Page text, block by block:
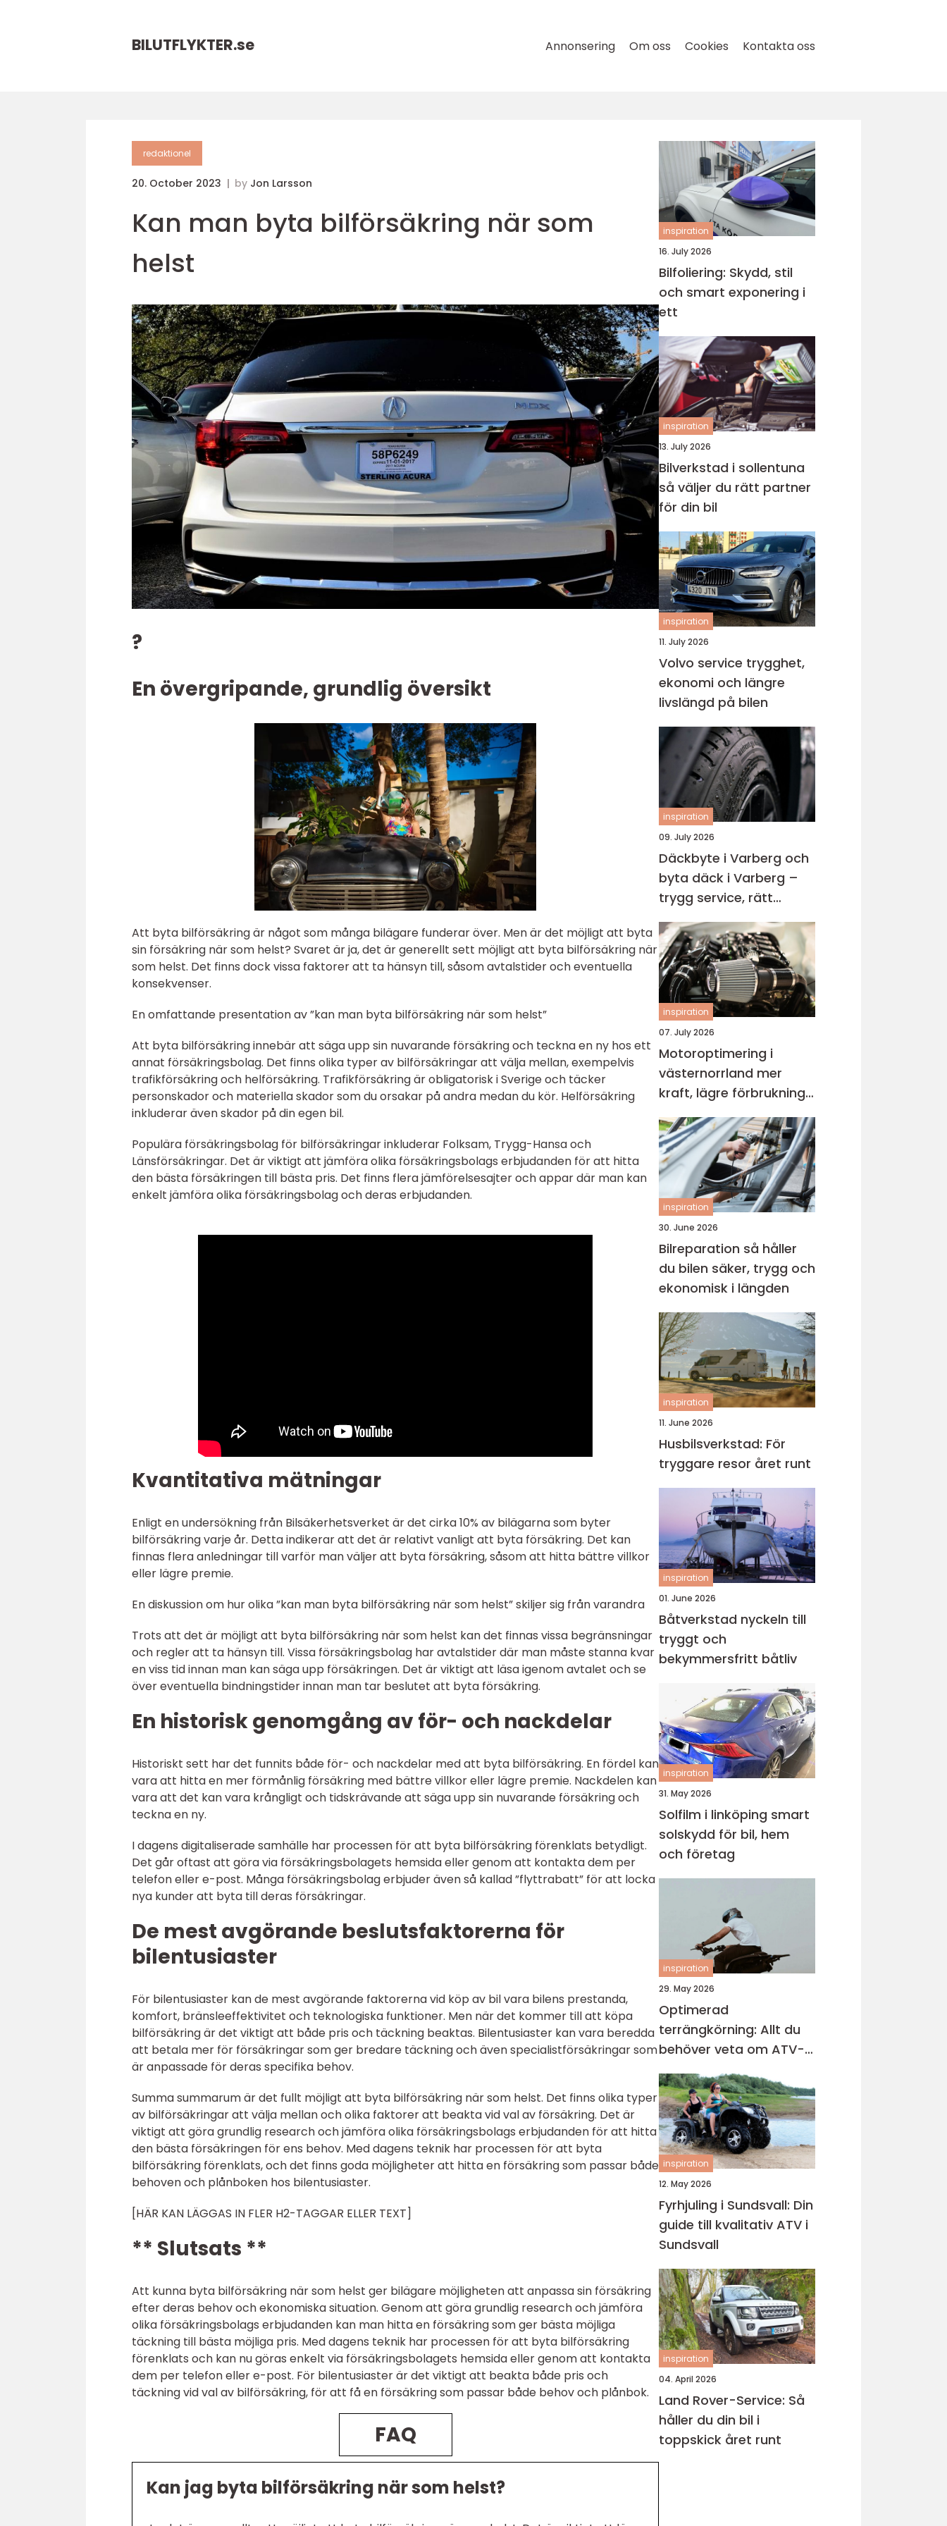
BILUTFLYKTER.se Annonsering Om oss Cookies Kontakta oss
redaktionel
20. October 2023 by Jon Larsson
Kan man byta bilförsäkring när som
helst
?
En övergripande, grundlig översikt
Att byta bilförsäkring är något som många bilägare funderar över. Men är det möjligt att byta
sin försäkring när som helst? Svaret är ja, det är generellt sett möjligt att byta bilförsäkring när
som helst. Det finns dock vissa faktorer att ta hänsyn till, såsom avtalstider och eventuella
konsekvenser.
En omfattande presentation av ”kan man byta bilförsäkring när som helst”
Att byta bilförsäkring innebär att säga upp sin nuvarande försäkring och teckna en ny hos ett
annat försäkringsbolag. Det finns olika typer av bilförsäkringar att välja mellan, exempelvis
trafikförsäkring och helförsäkring. Trafikförsäkring är obligatorisk i Sverige och täcker
personskador och materiella skador som du orsakar på andra medan du kör. Helförsäkring
inkluderar även skador på din egen bil.
Populära försäkringsbolag för bilförsäkringar inkluderar Folksam, Trygg-Hansa och
Länsförsäkringar. Det är viktigt att jämföra olika försäkringsbolags erbjudanden för att hitta
den bästa försäkringen till bästa pris. Det finns flera jämförelsesajter och appar där man kan
enkelt jämföra olika försäkringsbolag och deras erbjudanden.
Kvantitativa mätningar
Enligt en undersökning från Bilsäkerhetsverket är det cirka 10% av bilägarna som byter
bilförsäkring varje år. Detta indikerar att det är relativt vanligt att byta försäkring. Det kan
finnas flera anledningar till varför man väljer att byta försäkring, såsom att hitta bättre villkor
eller lägre premie.
En diskussion om hur olika ”kan man byta bilförsäkring när som helst” skiljer sig från varandra
Trots att det är möjligt att byta bilförsäkring när som helst kan det finnas vissa begränsningar
och regler att ta hänsyn till. Vissa försäkringsbolag har avtalstider där man måste stanna kvar
en viss tid innan man kan säga upp försäkringen. Det är viktigt att läsa igenom avtalet och se
över eventuella bindningstider innan man tar beslutet att byta försäkring.
En historisk genomgång av för- och nackdelar
Historiskt sett har det funnits både för- och nackdelar med att byta bilförsäkring. En fördel kan
vara att hitta en mer förmånlig försäkring med bättre villkor eller lägre premie. Nackdelen kan
vara att det kan vara krångligt och tidskrävande att säga upp sin nuvarande försäkring och
teckna en ny.
I dagens digitaliserade samhälle har processen för att byta bilförsäkring förenklats betydligt.
Det går oftast att göra via försäkringsbolagets hemsida eller genom att kontakta dem per
telefon eller e-post. Många försäkringsbolag erbjuder även så kallad ”flyttrabatt” för att locka
nya kunder att byta till deras försäkringar.
De mest avgörande beslutsfaktorerna för
bilentusiaster
För bilentusiaster kan de mest avgörande faktorerna vid köp av bil vara bilens prestanda,
komfort, bränsleeffektivitet och teknologiska funktioner. Men när det kommer till att köpa
bilförsäkring är det viktigt att både pris och täckning beaktas. Bilentusiaster kan vara beredda
att betala mer för försäkringar som ger bredare täckning och även specialistförsäkringar som
är anpassade för deras specifika behov.
Summa summarum är det fullt möjligt att byta bilförsäkring när som helst. Det finns olika typer
av bilförsäkringar att välja mellan och olika faktorer att beakta vid val av försäkring. Det är
viktigt att göra grundlig research och jämföra olika försäkringsbolags erbjudanden för att hitta
den bästa försäkringen för ens behov. Med dagens teknik har processen för att byta
bilförsäkring förenklats, och det finns goda möjligheter att hitta en försäkring som passar både
behoven och plånboken hos bilentusiaster.
[HÄR KAN LÄGGAS IN FLER H2-TAGGAR ELLER TEXT]
** Slutsats **
Att kunna byta bilförsäkring när som helst ger bilägare möjligheten att anpassa sin försäkring
efter deras behov och ekonomiska situation. Genom att göra grundlig research och jämföra
olika försäkringsbolags erbjudanden kan man hitta en försäkring som ger bästa möjliga
täckning till bästa möjliga pris. Med dagens teknik har processen för att byta bilförsäkring
förenklats och kan nu göras enkelt via försäkringsbolagets hemsida eller genom att kontakta
dem per telefon eller e-post. För bilentusiaster är det viktigt att beakta både pris och
täckning vid val av bilförsäkring, för att få en försäkring som passar både behov och plånbok.
FAQ
Kan jag byta bilförsäkring när som helst?
inspiration
16. July 2026
Bilfoliering: Skydd, stil
och smart exponering i
ett
inspiration
13. July 2026
Bilverkstad i sollentuna
så väljer du rätt partner
för din bil
inspiration
11. July 2026
Volvo service trygghet,
ekonomi och längre
livslängd på bilen
inspiration
09. July 2026
Däckbyte i Varberg och
byta däck i Varberg –
trygg service, rätt
timing och bättre
körning
inspiration
07. July 2026
Motoroptimering i
västernorrland mer
kraft, lägre förbrukning
och roligare körning
inspiration
30. June 2026
Bilreparation så håller
du bilen säker, trygg och
ekonomisk i längden
inspiration
11. June 2026
Husbilsverkstad: För
tryggare resor året runt
inspiration
01. June 2026
Båtverkstad nyckeln till
tryggt och
bekymmersfritt båtliv
inspiration
31. May 2026
Solfilm i linköping smart
solskydd för bil, hem
och företag
inspiration
29. May 2026
Optimerad
terrängkörning: Allt du
behöver veta om ATV-
däck
inspiration
12. May 2026
Fyrhjuling i Sundsvall: Din
guide till kvalitativ ATV i
Sundsvall
inspiration
04. April 2026
Land Rover-Service: Så
håller du din bil i
toppskick året runt